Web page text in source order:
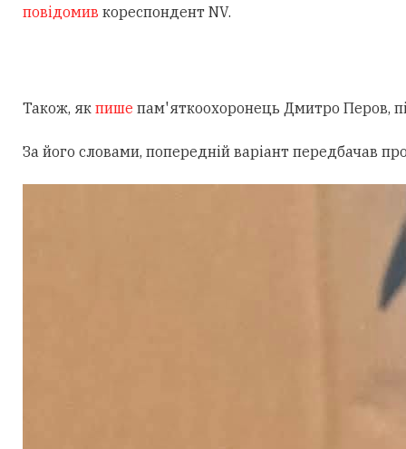
повідомив кореспондент NV.
Також, як пише пам'яткоохоронець Дмитро Перов,
За його словами, попередній варіант передбачав